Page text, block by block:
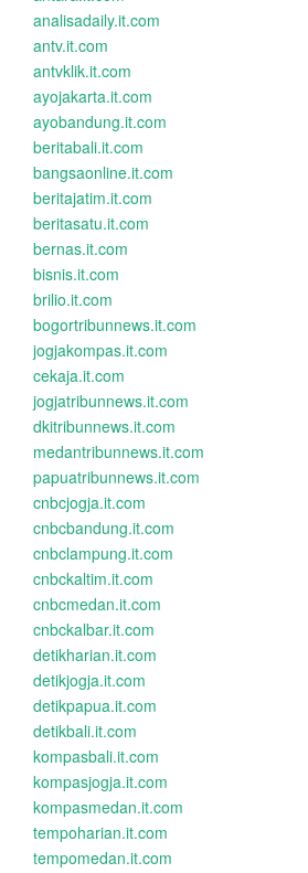
analisadaily.it.com
antv.it.com
antvklik.it.com
ayojakarta.it.com
ayobandung.it.com
beritabali.it.com
bangsaonline.it.com
beritajatim.it.com
beritasatu.it.com
bernas.it.com
bisnis.it.com
brilio.it.com
bogortribunnews.it.com
jogjakompas.it.com
cekaja.it.com
jogjatribunnews.it.com
dkitribunnews.it.com
medantribunnews.it.com
papuatribunnews.it.com
cnbcjogja.it.com
cnbcbandung.it.com
cnbclampung.it.com
cnbckaltim.it.com
cnbcmedan.it.com
cnbckalbar.it.com
detikharian.it.com
detikjogja.it.com
detikpapua.it.com
detikbali.it.com
kompasbali.it.com
kompasjogja.it.com
kompasmedan.it.com
tempoharian.it.com
tempomedan.it.com